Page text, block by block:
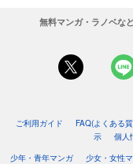
円 (税
あらすじ
フォトコ
無料マンガ・ラノベな
ご利用ガイド FAQ(よくある
示
個人
少年・青年マンガ
少女・女性